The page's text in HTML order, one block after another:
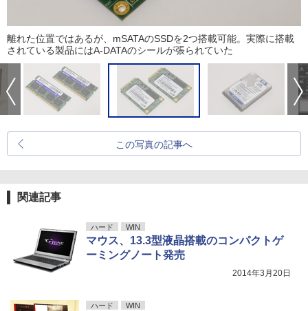
離れた位置ではあるが、mSATAのSSDを2つ搭載可能。実際に搭載
されている製品にはA-DATAのシールが張られていた
この写真の記事へ
関連記事
ハード WIN
マウス、13.3型液晶搭載のコンパクトゲ
ーミングノート発売
2014年3月20日
ハード WIN